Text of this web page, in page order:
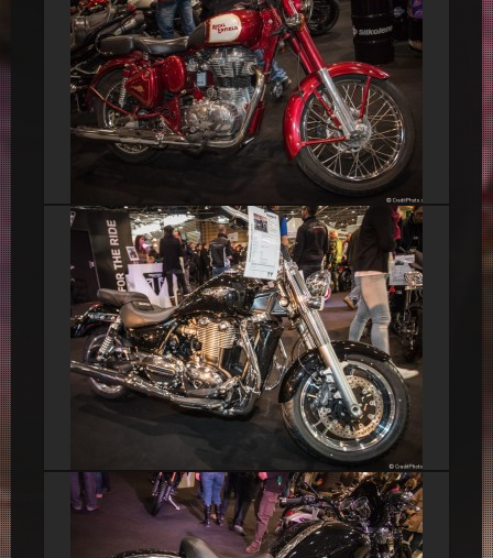
Royal Enfield Classic
Triumph Thunderbird Commander